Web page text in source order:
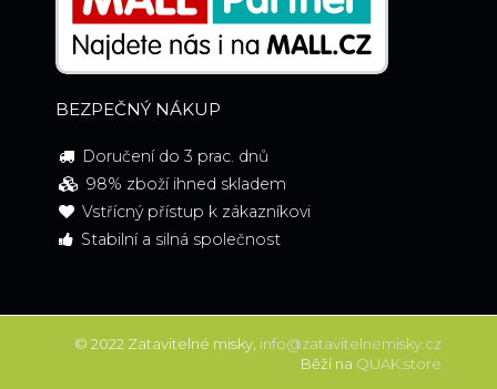
BEZPEČNÝ NÁKUP
Doručení do 3 prac. dnů
98% zboží ihned skladem
Vstřícný přístup k zákazníkovi
Stabilní a silná společnost
© 2022 Zatavitelné misky, info@zatavitelnemisky.cz
Běží na QUAK.store